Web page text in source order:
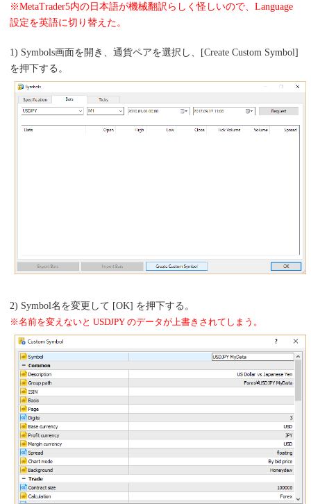
※MetaTrader5内の日本語が機械翻訳らしく怪しいので、Language
設定を英語に切り替えた。
1) Symbols画面を開き、通貨ペアを選択し、[Create Custom Symbol]
を押下する。
2) Symbol名を変更して [OK] を押下する。
※名前を変えないと USDJPY のデータが上書きされてしまう。